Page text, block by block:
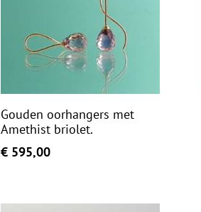
Gouden oorhangers met
Amethist briolet.
€595,00